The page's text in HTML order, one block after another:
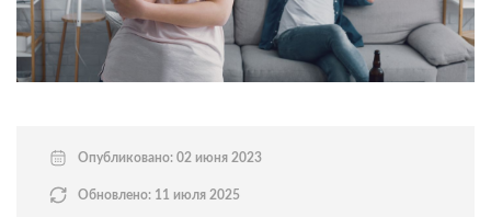
Опубликовано: 02 июня 2023
Обновлено: 11 июля 2025